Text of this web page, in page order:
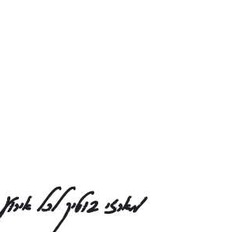
מארזי בוטיק לכל אירוע